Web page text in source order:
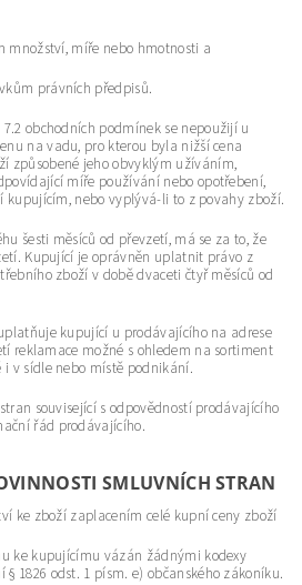
množství, míře nebo hmotnosti a
právních předpisů.
obchodních podmínek se nepoužijí u
na vadu, pro kterou byla nižší cena
způsobené jeho obvyklým užíváním,
míře používání nebo opotřebení,
kupujícím, nebo vyplývá-li to z povahy zboží.
šesti měsíců od převzetí, má se za to, že
Kupující je oprávněn uplatnit právo z
zboží v době dvaceti čtyř měsíců od
kupující u prodávajícího na adrese
reklamace možné s ohledem na sortiment
v sídle nebo místě podnikání.
související s odpovědností prodávajícího
řád prodávajícího.
SMLUVNÍCH STRAN
ke zboží zaplacením celé kupní ceny zboží
ke kupujícímu vázán žádnými kodexy
1826 odst. 1 písm. e) občanského zákoníku.